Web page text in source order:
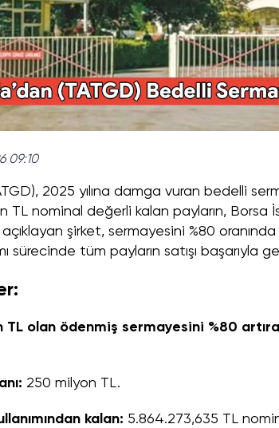
09:10
2025 yılına damga vuran bedelli
TL nominal değerli kalan payların, Borsa
açıklayan şirket, sermayesini %80
sürecinde tüm payların satışı başarıyla
TL olan ödenmiş sermayesini %80
250 milyon TL.
kalan: 5.864.273,635 TL